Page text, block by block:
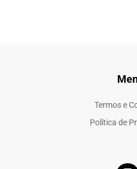
Termos e
Política de